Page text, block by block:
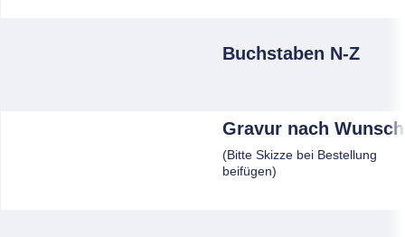
Buchstaben N-Z
Gravur nach Wunsch
(Bitte Skizze bei Bestellung
beifügen)